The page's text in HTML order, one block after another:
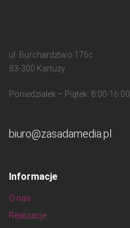
ul. Burchardztwo 176c
83-300 Kartuzy
Poniedziałek – Piątek: 8:00-16:00
biuro@zasadamedia.pl
Informacje
O nas
Realizacje